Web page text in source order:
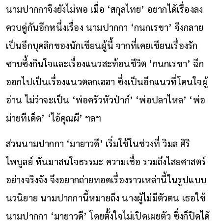
นามปากกาจึงยังไม่พอ เมื่อ ‘สกุลไทย’ อยากได้เรื่องลง
ควบคู่กันอีกหนึ่งเรื่อง นามปากกา ‘กนกเรขา’ จึงกลาย
เป็นอีกบุคลิกของนักเขียนผู้นี้ จากที่เคยเขียนเรื่องรัก
ซาบซึ้งกินใจและเรื่องแนวสะท้อนชีวิต ‘กนกเรขา’ ฉีก
ออกไปเป็นเรื่องแนวตลกเฮฮา ซึ่งเป็นอีกแนวที่โดนใจผู้
อ่าน ไม่ว่าจะเป็น ‘พ่อครัวหัวป่าก์’ ‘พ่อปลาไหล’ ‘พ่อ
ม่ายทีเด็ด’ ‘ไอ้คุณผี’ ฯลฯ
ส่วนนามปากกา ‘มายาวดี’ เริ่มใช้ในช่วงที่ วิมล ศิริ
ไพบูลย์ หันมาสนใจธรรมะ ความเชื่อ รวมถึงไสยศาสตร์
อย่างจริงจัง จึงอยากถ่ายทอดเรื่องราวเหล่านี้ในรูปแบบ
นวนิยาย นามปากกานี้หมายถึง นางผู้ไม่มีตัวตน เธอใช้
นามปากกา ‘มายาวดี’ โดยตั้งใจไม่เปิดเผยตัว ซึ่งก็ปิดได้